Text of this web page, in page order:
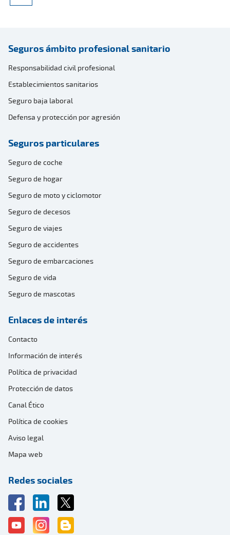
Seguros ámbito profesional sanitario
Responsabilidad civil profesional
Establecimientos sanitarios
Seguro baja laboral
Defensa y protección por agresión
Seguros particulares
Seguro de coche
Seguro de hogar
Seguro de moto y ciclomotor
Seguro de decesos
Seguro de viajes
Seguro de accidentes
Seguro de embarcaciones
Seguro de vida
Seguro de mascotas
Enlaces de interés
Contacto
Información de interés
Política de privacidad
Protección de datos
Canal Ético
Política de cookies
Aviso legal
Mapa web
Redes sociales